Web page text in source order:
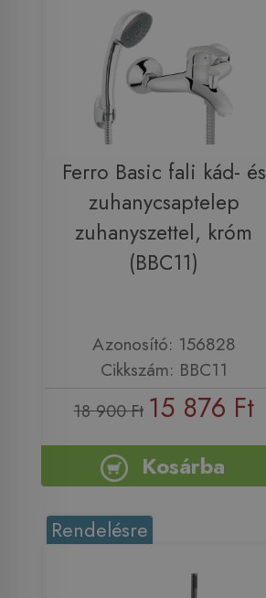
Ferro Basic fali kád- és
zuhanycsaptelep
zuhanyszettel, króm
(BBC11)
Azonosító: 156828
Cikkszám: BBC11
18 900 Ft 15 876 Ft
Kosárba
Rendelésre